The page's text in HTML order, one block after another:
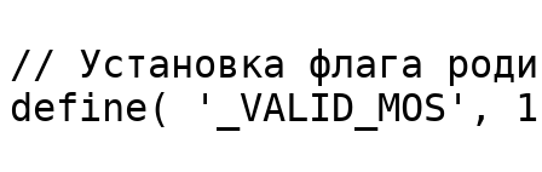
// Установка флага
define( '_VALID_MOS',